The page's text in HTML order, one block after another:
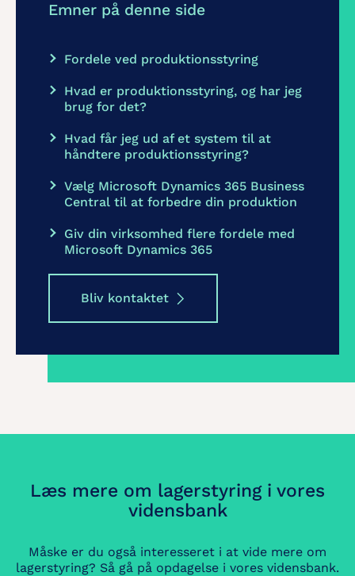
Emner på denne side
Fordele ved produktionsstyring
Hvad er produktionsstyring, og har jeg
brug for det?
Hvad får jeg ud af et system til at
håndtere produktionsstyring?
Vælg Microsoft Dynamics 365 Business
Central til at forbedre din produktion
Giv din virksomhed flere fordele med
Microsoft Dynamics 365
Bliv kontaktet
Læs mere om lagerstyring i vores
vidensbank
Måske er du også interesseret i at vide mere om
lagerstyring? Så gå på opdagelse i vores vidensbank.